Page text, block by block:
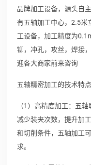
品牌加工设备，源头自
有五轴加工中心，2.5米
工设备，加工精度为
铆，冲孔，攻丝，焊接
迎各大商家前来咨询
五轴精密加工的技术特点
（1）高精度加工：五
减少装夹次数，提升加
和切削条件，五轴加工
求。